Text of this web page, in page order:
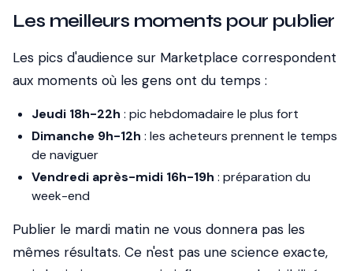
Les meilleurs moments pour publier
Les pics d'audience sur Marketplace correspondent
aux moments où les gens ont du temps :
Jeudi 18h-22h : pic hebdomadaire le plus fort
Dimanche 9h-12h : les acheteurs prennent le temps
de naviguer
Vendredi après-midi 16h-19h : préparation du
week-end
Publier le mardi matin ne vous donnera pas les
mêmes résultats. Ce n'est pas une science exacte,